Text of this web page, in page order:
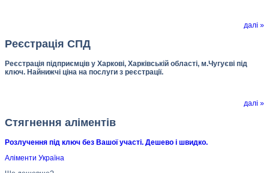
далі »
Реєстрація СПД
Реєстрація підприємців у Харкові, Харківській області, м.Чугуєві під
ключ. Найнижчі ціна на послуги з реєстрації.
далі »
Стягнення аліментів
Розлучення під ключ без Вашої участі. Дешево і швидко.
Аліменти Україна